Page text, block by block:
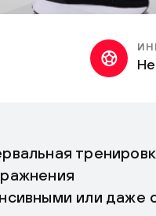
или даже